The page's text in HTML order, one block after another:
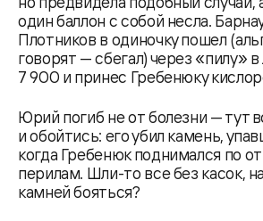
один баллон с собой несла.
Плотников в одиночку пошел
говорят — сбегал) через «пилу» в
7 900 и принес Гребенюку
Юрий погиб не от болезни — тут
и обойтись: его убил камень,
когда Гребенюк поднимался по
перилам. Шли-то все без касок,
камней бояться?